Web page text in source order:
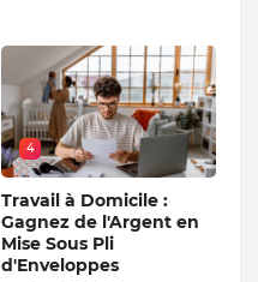
4
Travail à Domicile :
Gagnez de l'Argent en
Mise Sous Pli
d'Enveloppes